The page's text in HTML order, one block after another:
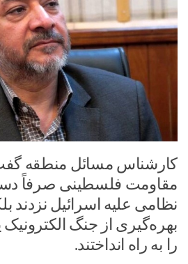
کارشناس مسائل منطقه
مقاومت فلسطینی صرفاً
نظامی علیه اسرائیل نزدند
بهره‌گیری از جنگ
را به راه انداختند.